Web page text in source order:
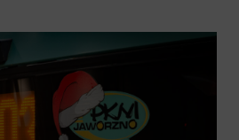
Cennik biletów
do ulg
przewozów
biletów ZK„KM”
Kontrola biletów